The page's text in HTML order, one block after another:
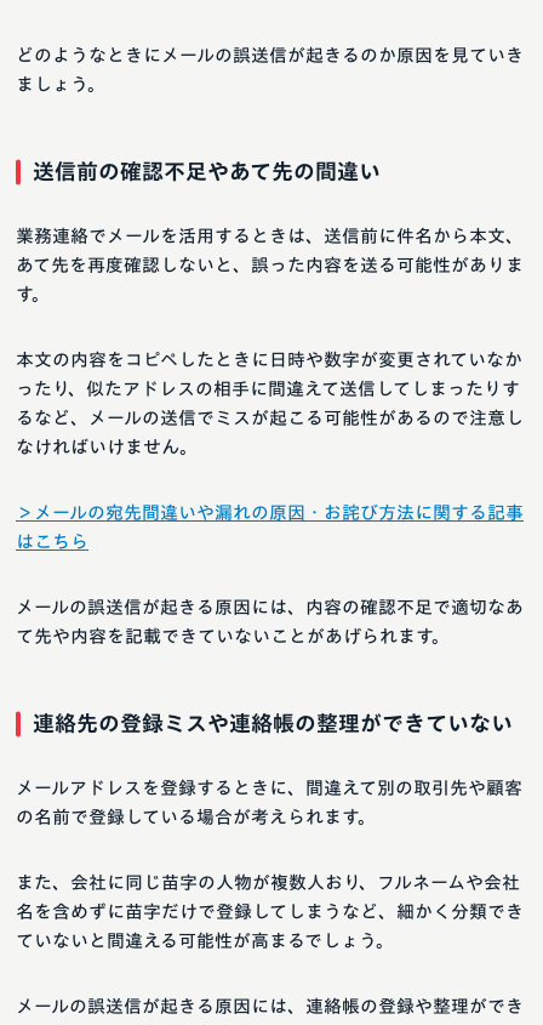
どのようなときにメールの誤送信が起きるのか原因を見ていき
ましょう。
送信前の確認不足やあて先の間違い
業務連絡でメールを活用するときは、送信前に件名から本文、
あて先を再度確認しないと、誤った内容を送る可能性がありま
す。
本文の内容をコピペしたときに日時や数字が変更されていなか
ったり、似たアドレスの相手に間違えて送信してしまったりす
るなど、メールの送信でミスが起こる可能性があるので注意し
なければいけません。
＞メールの宛先間違いや漏れの原因・お詫び方法に関する記事
はこちら
メールの誤送信が起きる原因には、内容の確認不足で適切なあ
て先や内容を記載できていないことがあげられます。
連絡先の登録ミスや連絡帳の整理ができていない
メールアドレスを登録するときに、間違えて別の取引先や顧客
の名前で登録している場合が考えられます。
また、会社に同じ苗字の人物が複数人おり、フルネームや会社
名を含めずに苗字だけで登録してしまうなど、細かく分類でき
ていないと間違える可能性が高まるでしょう。
メールの誤送信が起きる原因には、連絡帳の登録や整理ができ